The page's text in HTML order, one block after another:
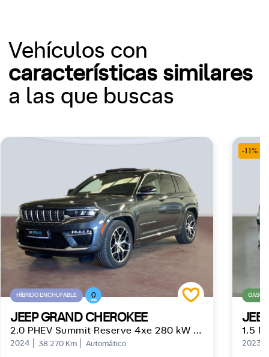
Vehículos con
características similares
a las que buscas
HÍBRIDO ENCHUFABLE 0
JEEP GRAND CHEROKEE
2.0 PHEV Summit Reserve 4xe 280 kW (381 CV)
2024 38.270 Km Automático
-11%
1.5
2023